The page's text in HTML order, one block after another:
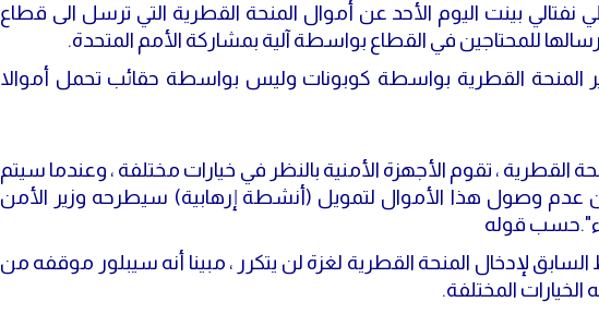
نفتالي بينت اليوم الأحد عن أموال المنحة القطرية التي ترسل الى قطاع
للمحتاجين في القطاع بواسطة آلية بمشاركة الأمم المتحدة.
المنحة القطرية بواسطة كوبونات وليس بواسطة حقائب تحمل أموالا
القطرية ، تقوم الأجهزة الأمنية بالنظر في خيارات مختلفة ، وعندما سيتم
وصول هذا الأموال لتمويل (أنشطة إرهابية) سيطرحه وزير الأمن
قوله
لإدخال المنحة القطرية لغزة لن يتكرر ، مبينا أنه سيبلور موقفه من
المختلفة.